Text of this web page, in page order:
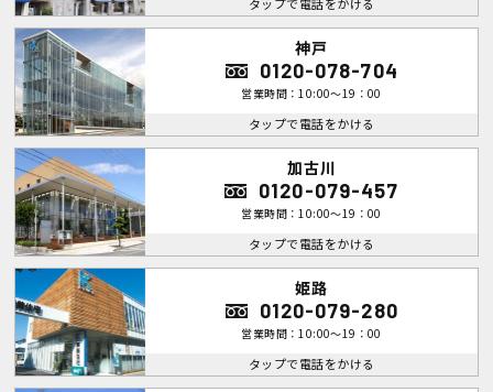
タップで電話をかける
神戸
0120-078-704
営業時間：10:00～19：00
タップで電話をかける
加古川
0120-079-457
営業時間：10:00～19：00
タップで電話をかける
姫路
0120-079-280
営業時間：10:00～19：00
タップで電話をかける